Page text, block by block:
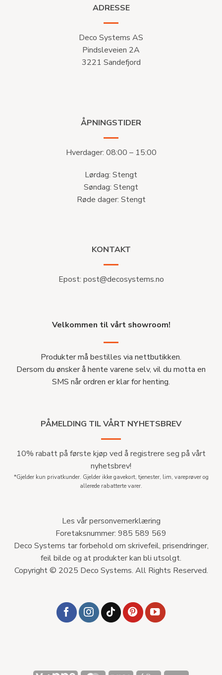
ADRESSE
Deco Systems AS
Pindsleveien 2A
3221 Sandefjord
ÅPNINGSTIDER
Hverdager: 08:00 – 15:00
Lørdag: Stengt
Søndag: Stengt
Røde dager: Stengt
KONTAKT
Epost: post@decosystems.no
Velkommen til vårt showroom!
Produkter må bestilles via nettbutikken.
Dersom du ønsker å hente varene selv, vil du motta en
SMS når ordren er klar for henting.
PÅMELDING TIL VÅRT NYHETSBREV
10% rabatt på første kjøp ved å registrere seg på vårt
nyhetsbrev!
*Gjelder kun privatkunder. Gjelder ikke gavekort, tjenester, lim, vareprøver og
allerede rabatterte varer.
Les vår personvernerklæring
Foretaksnummer: 985 589 569
Deco Systems tar forbehold om skrivefeil, prisendringer,
feil bilde og at produkter kan bli utsolgt.
Copyright © 2025 Deco Systems. All Rights Reserved.